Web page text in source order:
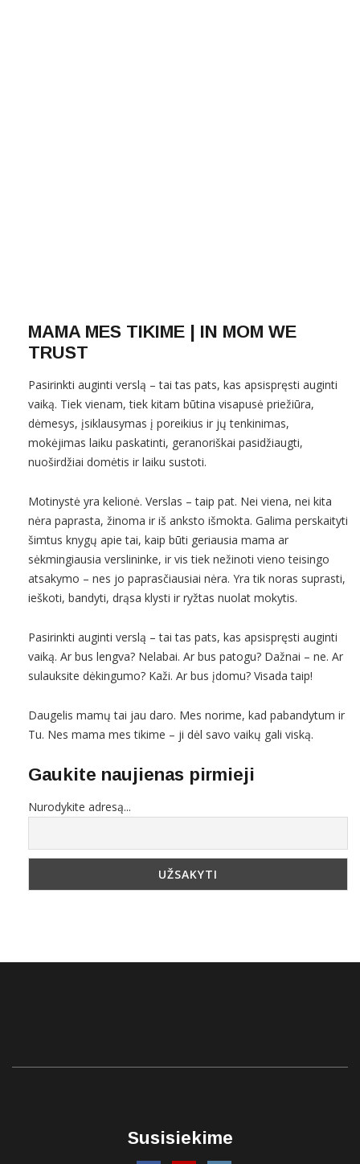
MAMA MES TIKIME | IN MOM WE
TRUST
Pasirinkti auginti verslą – tai tas pats, kas apsispręsti auginti
vaiką. Tiek vienam, tiek kitam būtina visapusė priežiūra,
dėmesys, įsiklausymas į poreikius ir jų tenkinimas,
mokėjimas laiku paskatinti, geranoriškai pasidžiaugti,
nuoširdžiai domėtis ir laiku sustoti.
Motinystė yra kelionė. Verslas – taip pat. Nei viena, nei kita
nėra paprasta, žinoma ir iš anksto išmokta. Galima perskaityti
šimtus knygų apie tai, kaip būti geriausia mama ar
sėkmingiausia verslininke, ir vis tiek nežinoti vieno teisingo
atsakymo – nes jo paprasčiausiai nėra. Yra tik noras suprasti,
ieškoti, bandyti, drąsa klysti ir ryžtas nuolat mokytis.
Pasirinkti auginti verslą – tai tas pats, kas apsispręsti auginti
vaiką. Ar bus lengva? Nelabai. Ar bus patogu? Dažnai – ne. Ar
sulauksite dėkingumo? Kaži. Ar bus įdomu? Visada taip!
Daugelis mamų tai jau daro. Mes norime, kad pabandytum ir
Tu. Nes mama mes tikime – ji dėl savo vaikų gali viską.
Gaukite naujienas pirmieji
Nurodykite adresą...
Susisiekime